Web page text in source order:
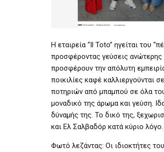
Η εταιρεία “Il Toto” ηγείται του
προσφέροντας γεύσεις ανώτερης
προσφέρουν την απόλυτη
ποικιλίες καφέ καλλιεργούνται
ποτηριών από μπαμπού σε όλα
μοναδικό της άρωμα και γεύση.
δύναμής της. Το δικό της,
και Ελ Σαλβαδόρ κατά κύριο
Φωτό λεζάντας: Οι ιδιοκτήτες